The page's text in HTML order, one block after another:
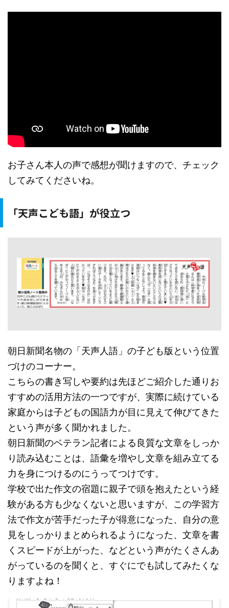
お子さん本人の声で感想が聞けますので、チェック
してみてくださいね。
「天声こども語」が役立つ
朝日新聞名物の「天声人語」の子ども版という位置
づけのコーナー。
こちらの書き写しや要約は先ほどご紹介した通りお
すすめの活用方法の一つですが、実際に続けている
家庭からは子どもの国語力が目に見えて伸びてきた
という声が多く聞かれました。
朝日新聞のベテラン記者による良質な文章をしっか
り読み込むことは、語彙を増やし文章を組み立てる
力を身につけるのにうってつけです。
学校で出た作文の宿題に親子で頭を抱えたという経
験がある方も少なくないと思いますが、この学習方
法で作文が苦手だった子が得意になった、自分の意
見をしっかりまとめられるようになった、文章を書
くスピードが上がった、などという声がたくさんあ
がっているのを聞くと、すぐにでも試してみたくな
りますよね！